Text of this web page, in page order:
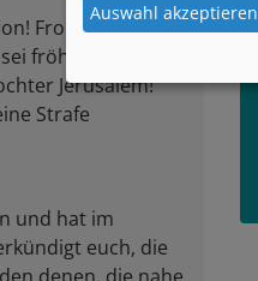
Frohlocke,
fröhlich von
Jerusalem!
Strafe
und hat im
euch, die
denen, die nahe
Auswahl akzeptieren